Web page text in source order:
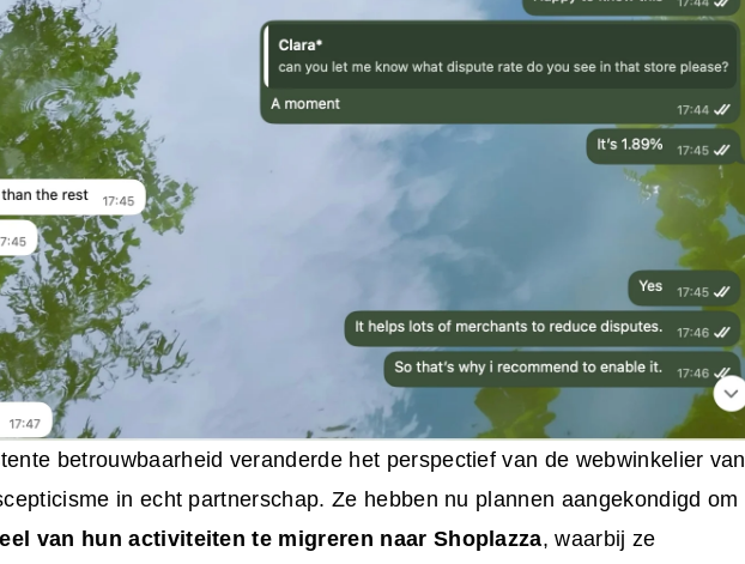
betrouwbaarheid veranderde het perspectief van de webwinkelier van
in echt partnerschap. Ze hebben nu plannen aangekondigd om
van hun activiteiten te migreren naar Shoplazza, waarbij ze